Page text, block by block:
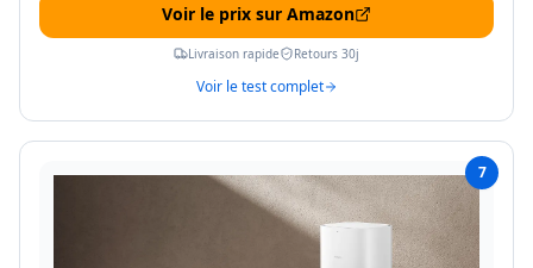
Voir le prix sur Amazon
Livraison rapide Retours 30j
Voir le test complet
7